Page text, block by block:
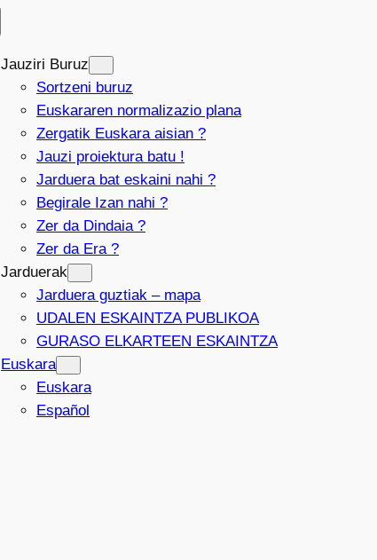
Jauziri Buruz
Sortzeni buruz
Euskararen normalizazio plana
Zergatik Euskara aisian ?
Jauzi proiektura batu !
Jarduera bat eskaini nahi ?
Begirale Izan nahi ?
Zer da Dindaia ?
Zer da Era ?
Jarduerak
Jarduera guztiak – mapa
UDALEN ESKAINTZA PUBLIKOA
GURASO ELKARTEEN ESKAINTZA
Euskara
Euskara
Español